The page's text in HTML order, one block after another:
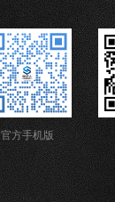
官方手机版